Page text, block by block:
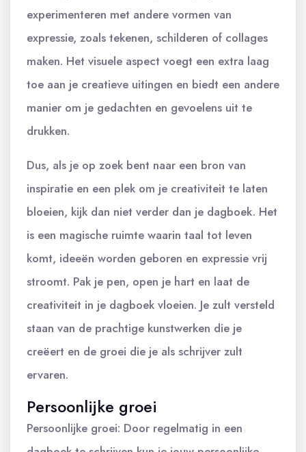
experimenteren met andere vormen van
expressie, zoals tekenen, schilderen of collages
maken. Het visuele aspect voegt een extra laag
toe aan je creatieve uitingen en biedt een andere
manier om je gedachten en gevoelens uit te
drukken.
Dus, als je op zoek bent naar een bron van
inspiratie en een plek om je creativiteit te laten
bloeien, kijk dan niet verder dan je dagboek. Het
is een magische ruimte waarin taal tot leven
komt, ideeën worden geboren en expressie vrij
stroomt. Pak je pen, open je hart en laat de
creativiteit in je dagboek vloeien. Je zult versteld
staan van de prachtige kunstwerken die je
creëert en de groei die je als schrijver zult
ervaren.
Persoonlijke groei
Persoonlijke groei: Door regelmatig in een